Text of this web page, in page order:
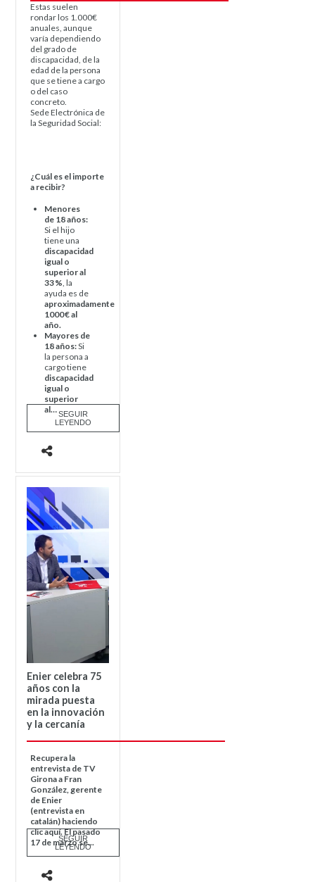
Estas suelen
rondar los 1.000€
anuales, aunque
varía dependiendo
del grado de
discapacidad, de la
edad de la persona
que se tiene a cargo
o del caso
concreto.
Sede Electrónica de
la Seguridad Social:
¿Cuál es el importe
a recibir?
Menores
de 18 años:
Si el hijo
tiene una
discapacidad
igual o
superior al
33% , la
ayuda es de
aproximadamente
1000 € al
año.
Mayores de
18 años:Si
la persona a
cargo tiene
discapacidad
igual o
superior
al…SEGUIR
LEYENDO
Enier celebra 75
años con la
mirada puesta
en la innovación
y la cercanía
Recupera la
entrevista de TV
Girona a Fran
González, gerente
de Enier
(entrevista en
catalán) haciendo
clic aquí. El pasado
17 de marzo se...
SEGUIR
LEYENDO